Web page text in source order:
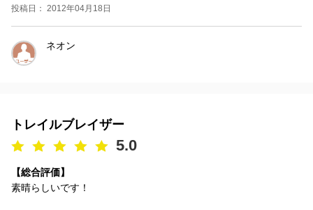
投稿日： 2012年04月18日
ネオン
トレイルブレイザー
5.0
【総合評価】
素晴らしいです！